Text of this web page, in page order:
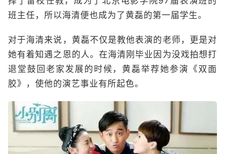
班主任，所以海清便也成为了黄磊的第一届学生。
对于海清来说，黄磊不仅是教他表演的老师，更是对
她有着知遇之恩的人。在海清刚毕业因为没戏拍想打
退堂鼓回老家发展的时候，黄磊举荐她参演《双面
胶》，使他的演艺事业有所起色。